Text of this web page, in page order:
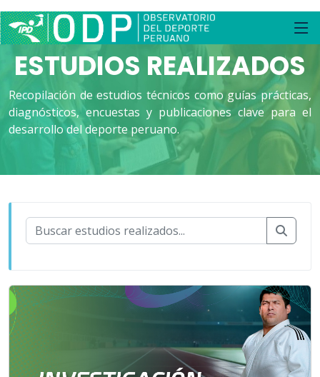
INVESTIGACIÓN Y ESTUDIO
ESTUDIOS REALIZADOS
Recopilación de estudios técnicos como guías prácticas,
diagnósticos, encuestas y publicaciones clave para el
desarrollo del deporte peruano.